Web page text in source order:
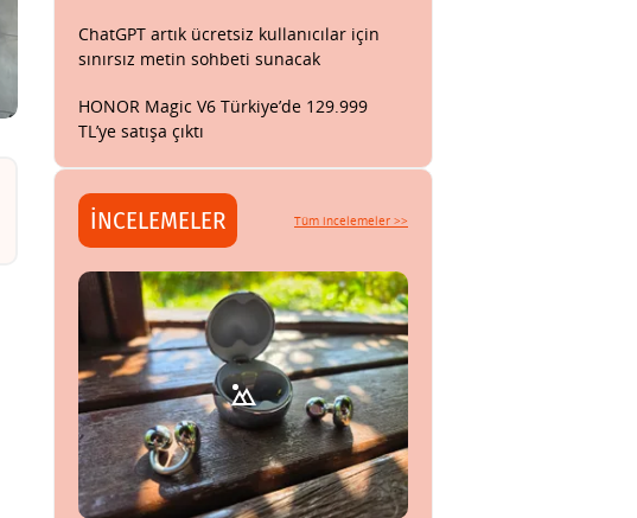
ChatGPT artık ücretsiz kullanıcılar için
sınırsız metin sohbeti sunacak
HONOR Magic V6 Türkiye’de 129.999
TL’ye satışa çıktı
İNCELEMELER Tüm incelemeler >>